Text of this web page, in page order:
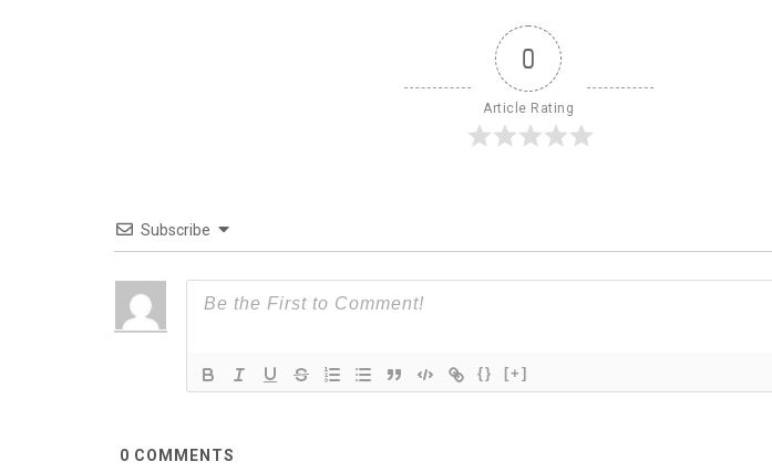
0
Article Rating
Subscribe
{} [+]
0 COMMENTS